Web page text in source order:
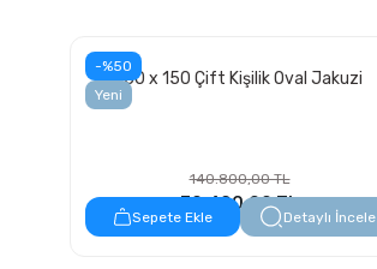
-%50
Yeni
150 x 150 Çift Kişilik Oval Jakuzi
140.800,00 TL
70.400,00 TL
Sepete Ekle Detaylı İncele